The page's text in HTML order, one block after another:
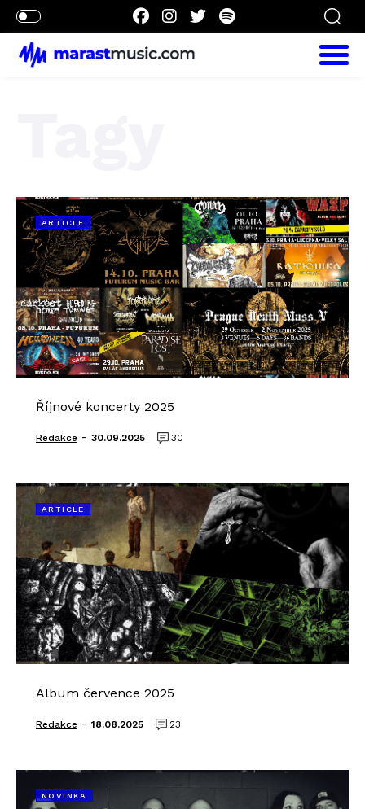
ARTICLE
Říjnové koncerty 2025
Redakce - 30.09.2025 30
ARTICLE
Album července 2025
Redakce - 18.08.2025 23
NOVINKA